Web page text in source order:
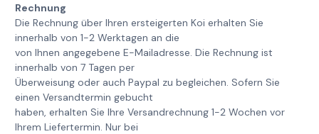
Rechnung
Die Rechnung über Ihren ersteigerten Koi erhalten Sie
innerhalb von 1-2 Werktagen an die
von Ihnen angegebene E-Mailadresse. Die Rechnung ist
innerhalb von 7 Tagen per
Überweisung oder auch Paypal zu begleichen. Sofern Sie
einen Versandtermin gebucht
haben, erhalten Sie Ihre Versandrechnung 1-2 Wochen vor
Ihrem Liefertermin. Nur bei